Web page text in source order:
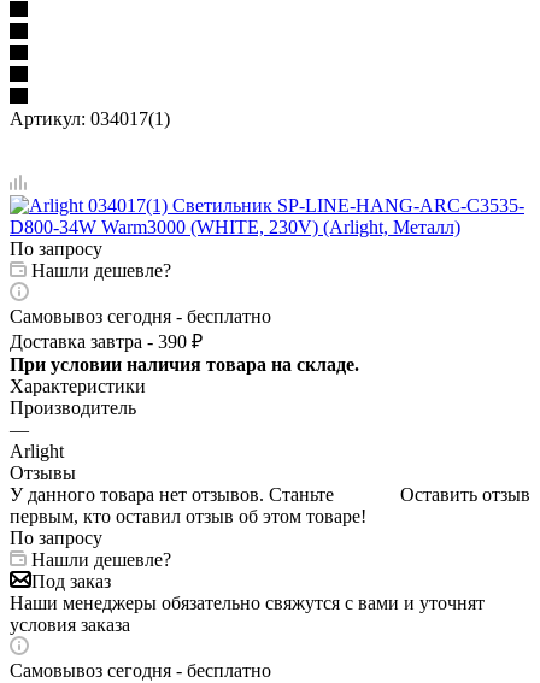
Артикул: 034017(1)
По запросу
Нашли дешевле?
Самовывоз сегодня - бесплатно
Доставка завтра - 390 ₽
При условии наличия товара на складе.
Характеристики
Производитель
—
Arlight
Отзывы
Оставить отзыв
У данного товара нет отзывов. Станьте
первым, кто оставил отзыв об этом товаре!
По запросу
Нашли дешевле?
Под заказ
Наши менеджеры обязательно свяжутся с вами и уточнят
условия заказа
Самовывоз сегодня - бесплатно